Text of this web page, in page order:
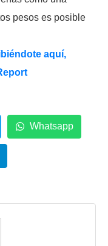
pesos es posible
aquí,
Whatsapp